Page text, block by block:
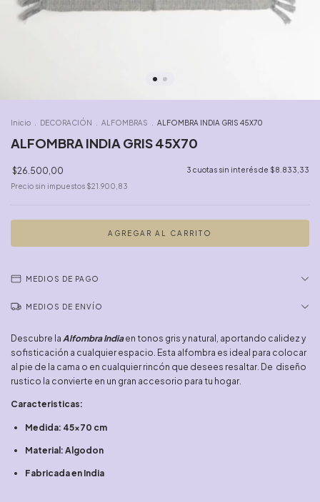
Inicio DECORACIÓN ALFOMBRAS ALFOMBRA INDIA GRIS 45X70
ALFOMBRA INDIA GRIS 45X70
$26.500,00 3 cuotas sin interés de $8.833,33
Precio sin impuestos $21.900,83
MEDIOS DE PAGO
MEDIOS DE ENVÍO
Descubre la Alfombra Indiaen tonos gris y natural, aportando calidez y
sofisticación a cualquier espacio. Esta alfombra es ideal para colocar
al pie de la cama o en cualquier rincón que desees resaltar. De diseño
rustico la convierte en un gran accesorio para tu hogar.
Caracteristicas:
Medida: 45x70 cm
Material: Algodon
Fabricada en India